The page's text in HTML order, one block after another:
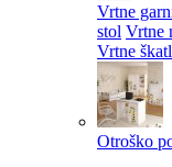
Vrtne
stol Vrtne
Vrtne
Otroško